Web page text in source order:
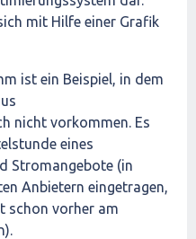
mit Hilfe einer Grafik
ist ein Beispiel, in dem
nicht vorkommen. Es
eines
Stromangebote (in
Anbietern eingetragen,
schon vorher am